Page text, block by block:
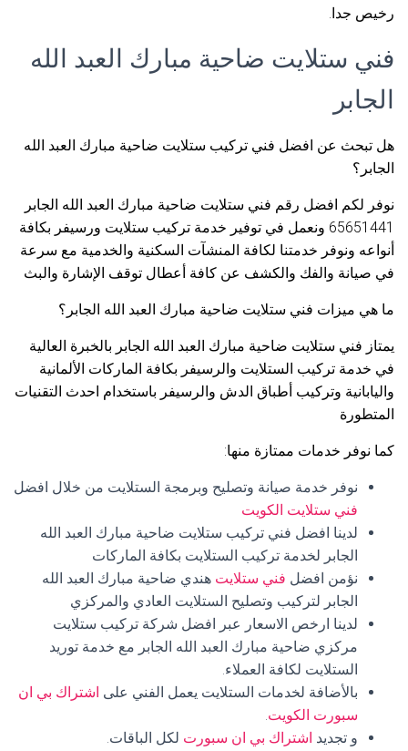
رخيص جدا.
فني ستلايت ضاحية مبارك العبد الله
الجابر
هل تبحث عن افضل فني تركيب ستلايت ضاحية مبارك العبد الله
الجابر؟
نوفر لكم افضل رقم فني ستلايت ضاحية مبارك العبد الله الجابر
65651441 ونعمل في توفير خدمة تركيب ستلايت ورسيفر بكافة
أنواعه ونوفر خدمتنا لكافة المنشآت السكنية والخدمية مع سرعة
في صيانة والفك والكشف عن كافة أعطال توقف الإشارة والبث
ما هي ميزات فني ستلايت ضاحية مبارك العبد الله الجابر؟
يمتاز فني ستلايت ضاحية مبارك العبد الله الجابر بالخبرة العالية
في خدمة تركيب الستلايت والرسيفر بكافة الماركات الألمانية
واليابانية وتركيب أطباق الدش والرسيفر باستخدام احدث التقنيات
المتطورة
كما نوفر خدمات ممتازة منها:
نوفر خدمة صيانة وتصليح وبرمجة الستلايت من خلال افضل
فني ستلايت الكويت
لدينا افضل فني تركيب ستلايت ضاحية مبارك العبد الله
الجابر لخدمة تركيب الستلايت بكافة الماركات
نؤمن افضل فني ستلايت هندي ضاحية مبارك العبد الله
الجابر لتركيب وتصليح الستلايت العادي والمركزي
لدينا ارخص الاسعار عبر افضل شركة تركيب ستلايت
مركزي ضاحية مبارك العبد الله الجابر مع خدمة توريد
الستلايت لكافة العملاء.
بالأضافة لخدمات الستلايت يعمل الفني على اشتراك بي ان
سبورت الكويت.
و تجديد اشتراك بي ان سبورت لكل الباقات.